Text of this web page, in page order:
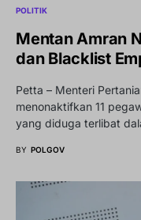
POLITIK
Mentan Amran
dan Blacklist
Petta – Menteri
menonaktifkan 11
yang diduga terlibat
BY POLGOV